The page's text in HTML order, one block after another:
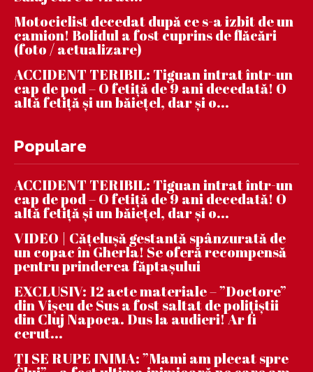
Motociclist decedat după ce s-a izbit de un
camion! Bolidul a fost cuprins de flăcări
(foto / actualizare)
ACCIDENT TERIBIL: Tiguan intrat într-un
cap de pod – O fetiță de 9 ani decedată! O
altă fetiță și un băiețel, dar și o...
Populare
ACCIDENT TERIBIL: Tiguan intrat într-un
cap de pod – O fetiță de 9 ani decedată! O
altă fetiță și un băiețel, dar și o...
VIDEO | Căţeluşă gestantă spânzurată de
un copac în Gherla! Se oferă recompensă
pentru prinderea făptaşului
EXCLUSIV: 12 acte materiale – ”Doctore”
din Vișeu de Sus a fost saltat de polițiștii
din Cluj Napoca. Dus la audieri! Ar fi
cerut...
ȚI SE RUPE INIMA: ”Mami am plecat spre